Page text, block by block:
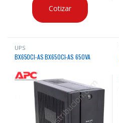
Cotizar
UPS
BX650CI-AS BX650CI-AS 650VA